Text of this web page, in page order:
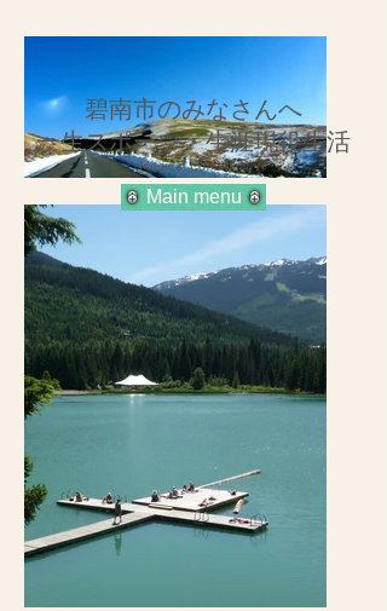
碧南市のみなさんへ
一生スポーツ・生涯現役生活
Medical ConditioN
Main menu